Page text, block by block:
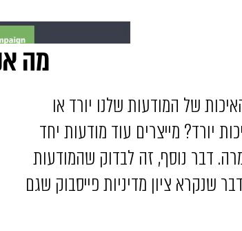
מה
של המודעות שלנו יורד או
יורד? מייצרים עוד מודעות יחד
דבר נוסף, זה לבדוק שהמודעות
שנקרא ציון מדיניות פייסבוק שגם